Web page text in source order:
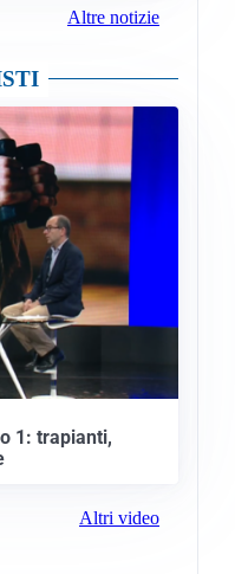
Altre notizie
1: trapianti,
Altri video